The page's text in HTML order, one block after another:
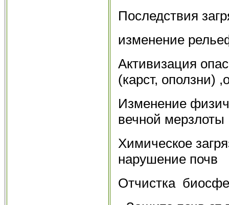
Последствия
изменение
Активизация
(карст, оползни)
Изменение
вечной мерзлоты
Химическое
нарушение почв
Отчистка